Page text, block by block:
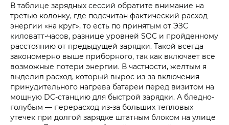
В таблице зарядных сессий обратите внимание на
третью колонку, где подсчитан фактический расход
энергии «на круг», то есть по принятым от ЭЗС
киловатт-часов, разнице уровней SOC и пройденному
расстоянию от предыдущей зарядки. Такой всегда
закономерно выше приборного, так как включает все
возможные потери энергии. В частности, желтым я
выделил расход, который вырос из-за включения
принудительного нагрева батареи перед визитом на
мощную DC-станцию для быстрой зарядки. А бледно-
голубым — перерасход из-за больших тепловых
утечек при долгой зарядке штатным блоком на улице